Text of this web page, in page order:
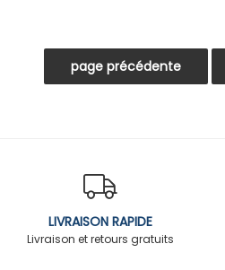
LIVRAISON RAPIDE
Livraison et retours gratuits